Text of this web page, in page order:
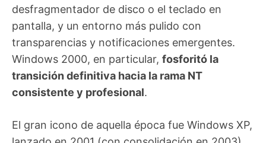
desfragmentador de disco o el teclado en
pantalla, y un entorno más pulido con
transparencias y notificaciones emergentes.
Windows 2000, en particular, fosforitó la
transición definitiva hacia la rama NT
consistente y profesional.
El gran icono de aquella época fue Windows XP,